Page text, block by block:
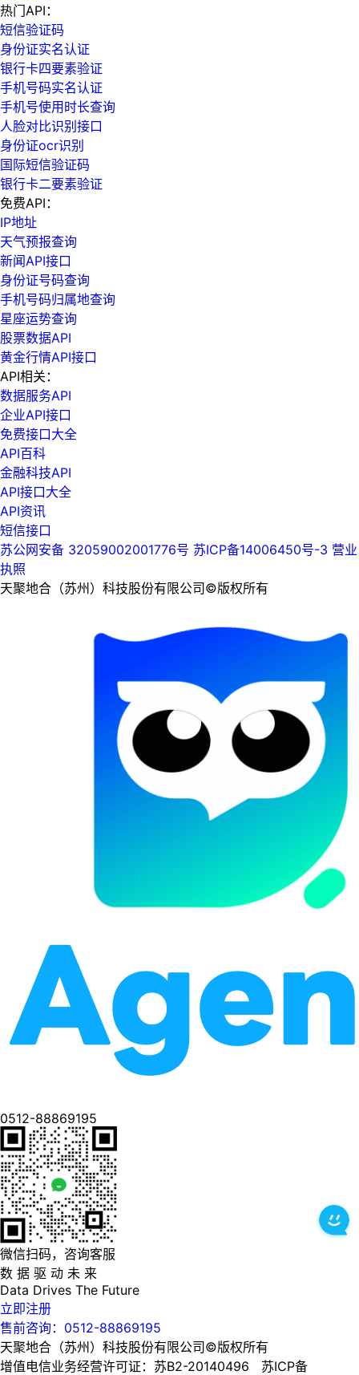
热门API：
短信验证码
身份证实名认证
银行卡四要素验证
手机号码实名认证
手机号使用时长查询
人脸对比识别接口
身份证ocr识别
国际短信验证码
银行卡二要素验证
免费API：
IP地址
天气预报查询
新闻API接口
身份证号码查询
手机号码归属地查询
星座运势查询
股票数据API
黄金行情API接口
API相关：
数据服务API
企业API接口
免费接口大全
API百科
金融科技API
API接口大全
API资讯
短信接口
苏公网安备 32059002001776号 苏ICP备14006450号-3 营业
执照
天聚地合（苏州）科技股份有限公司©版权所有
0512-88869195
微信扫码，咨询客服
数 据 驱 动 未 来
Data Drives The Future
立即注册
售前咨询：0512-88869195
天聚地合（苏州）科技股份有限公司©版权所有
增值电信业务经营许可证：苏B2-20140496 苏ICP备